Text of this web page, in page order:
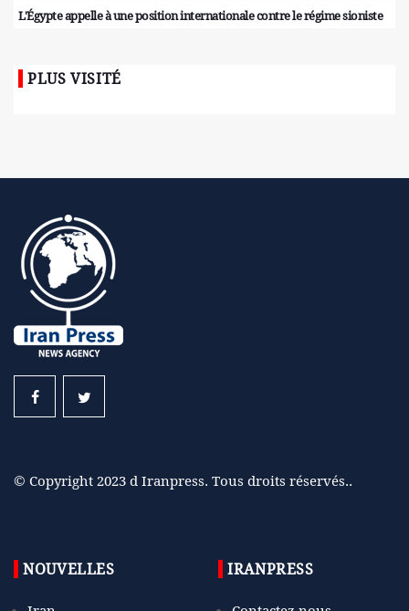
L'Égypte appelle à une position internationale contre le régime sioniste
PLUS VISITÉ
© Copyright 2023 d Iranpress. Tous droits réservés..
NOUVELLES IRANPRESS